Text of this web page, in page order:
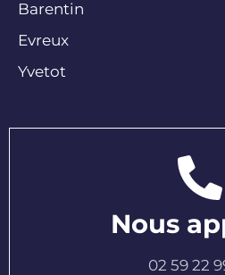
Barentin
Evreux
Yvetot
Nous
02 59 22